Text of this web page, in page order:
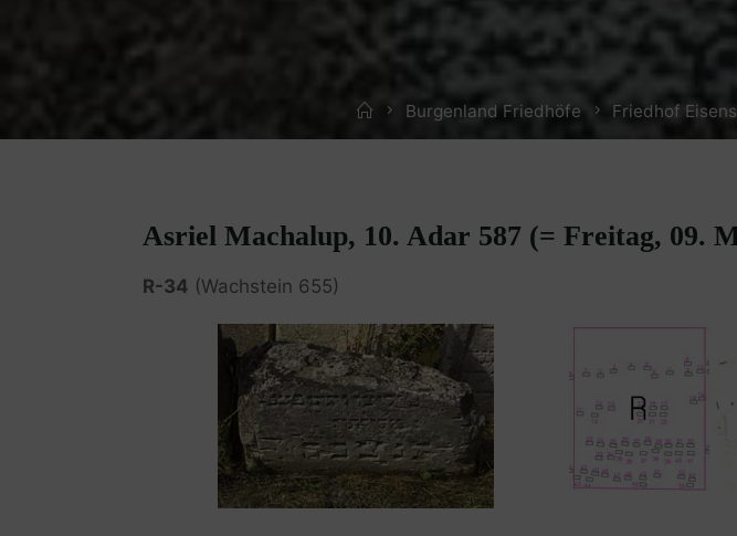
HomeBurgenland Friedhöfe Friedhof
Asriel Machalup, 10. Adar 587 (= Freitag, 09.
R-34 (Wachstein 655)